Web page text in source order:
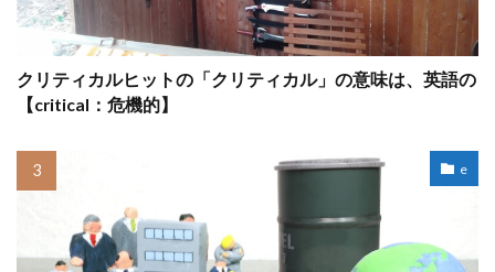
クリティカルヒットの「クリティカル」の意味は、英語の
【critical：危機的】
e